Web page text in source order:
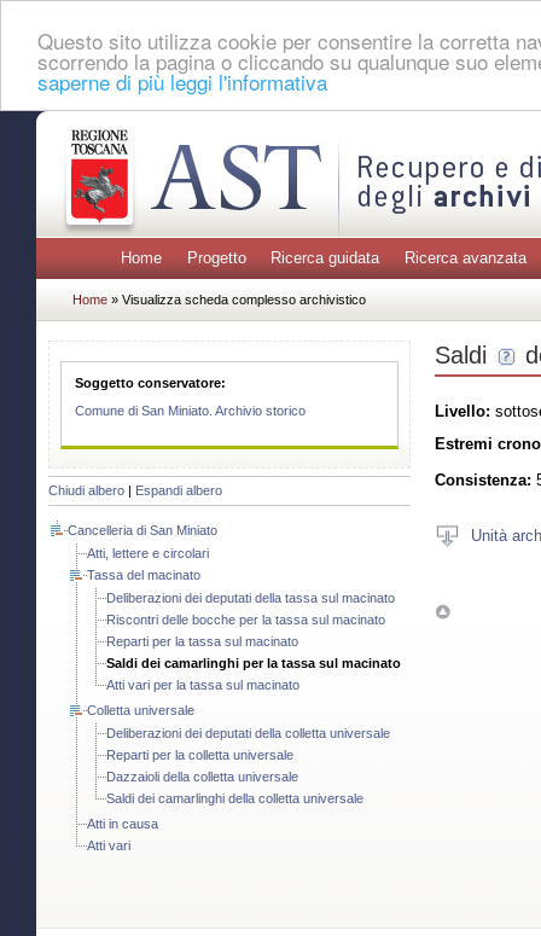
Questo sito utilizza cookie per consentire la corretta
scorrendo la pagina o cliccando su qualunque suo
saperne di più leggi l'informativa
Home Progetto Ricerca guidata Ricerca avanzata
Home » Visualizza scheda complesso archivistico
Soggetto conservatore:
Comune di San Miniato. Archivio storico
Chiudi albero Espandi albero
Cancelleria di San Miniato
Atti, lettere e circolari
Tassa del macinato
Deliberazioni dei deputati della tassa sul macinato
Riscontri delle bocche per la tassa sul macinato
Reparti per la tassa sul macinato
Saldi dei camarlinghi per la tassa sul macinato
Atti vari per la tassa sul macinato
Colletta universale
Deliberazioni dei deputati della colletta universale
Reparti per la colletta universale
Dazzaioli della colletta universale
Saldi dei camarlinghi della colletta universale
Atti in causa
Atti vari
Saldi
Livello:
Estremi
Consistenza:
Unità